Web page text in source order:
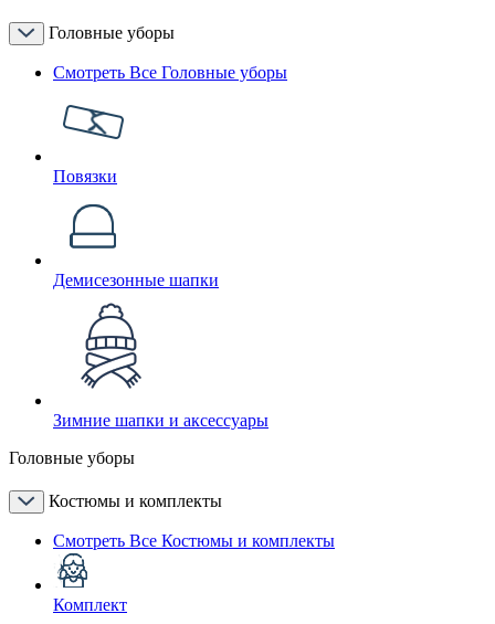
Головные уборы
Смотреть Все Головные уборы
Повязки
Демисезонные шапки
Зимние шапки и аксессуары
Головные уборы
Костюмы и комплекты
Смотреть Все Костюмы и комплекты
Комплект